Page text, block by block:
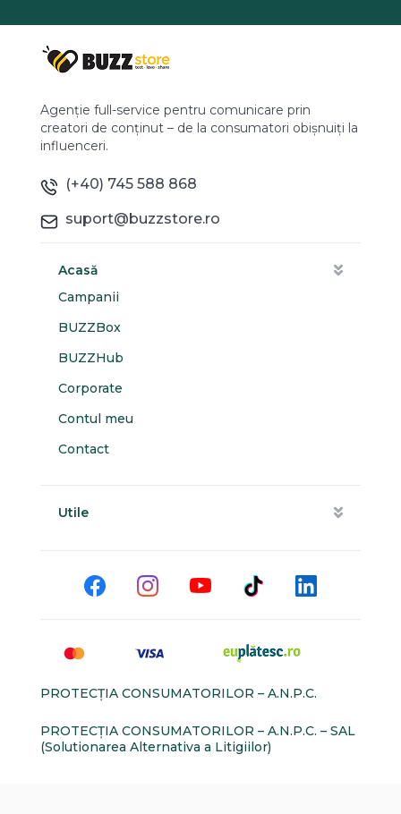
Agenție full-service pentru comunicare prin
creatori de conținut – de la consumatori obișnuiți la
influenceri.
(+40) 745 588 868
suport@buzzstore.ro
Acasă
Campanii
BUZZBox
BUZZHub
Corporate
Contul meu
Contact
Utile
PROTECŢIA CONSUMATORILOR – A.N.P.C.
PROTECŢIA CONSUMATORILOR – A.N.P.C. – SAL
(Solutionarea Alternativa a Litigiilor)